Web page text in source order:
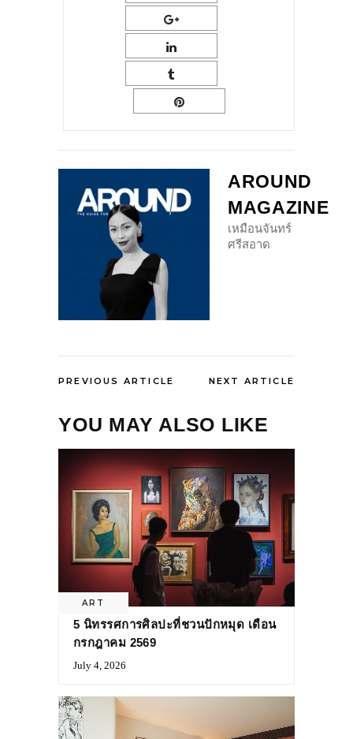
AROUND
MAGAZINE
เหมือนจันทร์
ศรีสอาด
PREVIOUS ARTICLE NEXT ARTICLE
YOU MAY ALSO LIKE
ART
5 นิทรรศการศิลปะที่ชวนปักหมุด เดือน
กรกฎาคม 2569
July 4, 2026